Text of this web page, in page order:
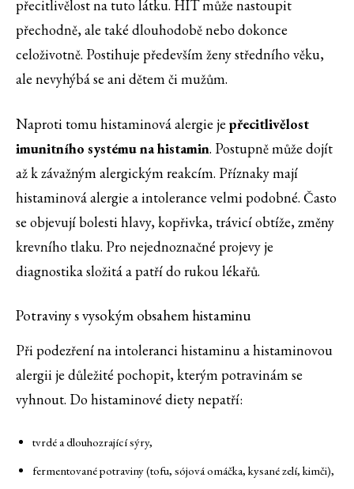
přecitlivělost na tuto látku. HIT může nastoupit
přechodně, ale také dlouhodobě nebo dokonce
celoživotně. Postihuje především ženy středního věku,
ale nevyhýbá se ani dětem či mužům.
Naproti tomu histaminová alergie je přecitlivělost
imunitního systému na histamin. Postupně může dojít
až k závažným alergickým reakcím. Příznaky mají
histaminová alergie a intolerance velmi podobné. Často
se objevují bolesti hlavy, kopřivka, trávicí obtíže, změny
krevního tlaku. Pro nejednoznačné projevy je
diagnostika složitá a patří do rukou lékařů.
Potraviny s vysokým obsahem histaminu
Při podezření na intoleranci histaminu a histaminovou
alergii je důležité pochopit, kterým potravinám se
vyhnout. Do histaminové diety nepatří:
tvrdé a dlouhozrající sýry,
fermentované potraviny (tofu, sójová omáčka, kysané zelí, kimči),